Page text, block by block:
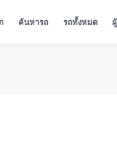
ค้นหารถ รถทั้งหมด